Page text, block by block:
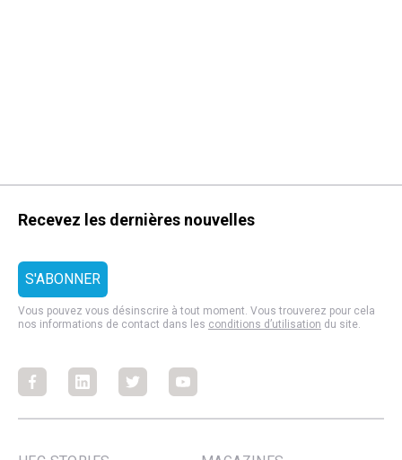
Recevez les dernières nouvelles
Vous pouvez vous désinscrire à tout moment. Vous trouverez pour cela
nos informations de contact dans les conditions d’utilisation du site.
FacebookFacebookFacebookFacebook